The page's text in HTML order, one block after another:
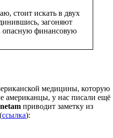
стоит искать в двух
загоняют
опасную финансовую
медицины, которую
американцы, у нас писали ещё
приводит заметку из
ссылка):